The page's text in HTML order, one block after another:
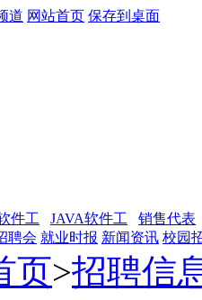
道 网站首页 保存到桌面
件工 JAVA软件工
销售代表
聘会 就业时报 新闻资讯 校园
页>招聘信